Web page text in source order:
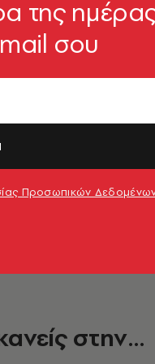
μου
στην…
της
σου
Προσωπικών